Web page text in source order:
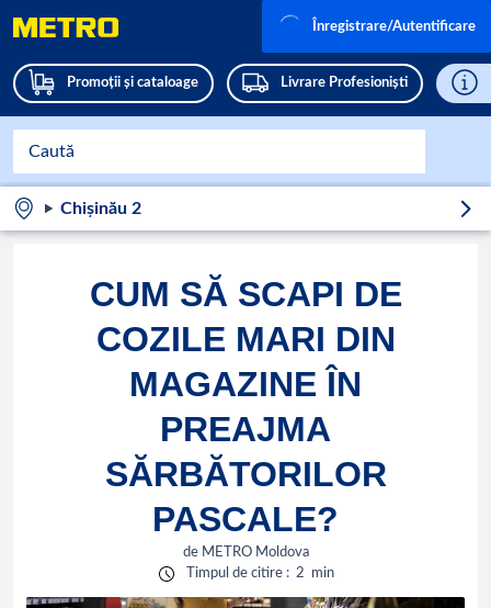
Promoții și cataloage Livrare Profesioniști
Înregistrare/Autentificare
Chișinău 2
CUM SĂ SCAPI DE
COZILE MARI DIN
MAGAZINE ÎN
PREAJMA
SĂRBĂTORILOR
PASCALE?
de METRO Moldova
Timpul de citire : 2 min